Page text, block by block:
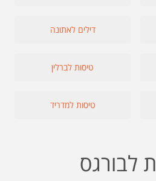
דילים לאתונה
טיסות לברלין
טיסות למדריד
לבורגס